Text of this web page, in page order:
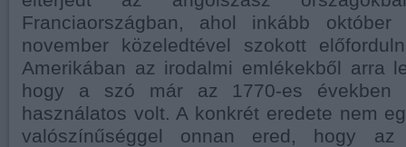
Franciaországban, ahol inkább október
november közeledtével szokott
Amerikában az irodalmi emlékekből arra
hogy a szó már az 1770-es években
használatos volt. A konkrét eredete nem
valószínűséggel onnan ered, hogy az